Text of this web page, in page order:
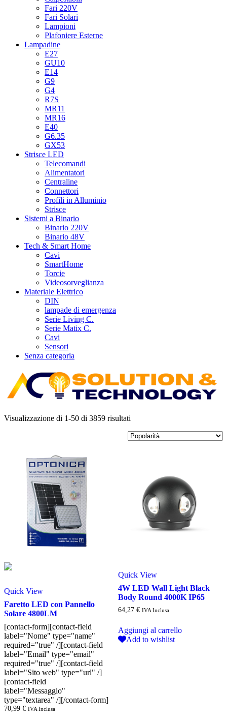
Fari 220V
Fari Solari
Lampioni
Plafoniere Esterne
Lampadine
E27
GU10
E14
G9
G4
R7S
MR11
MR16
E40
G6.35
GX53
Strisce LED
Telecomandi
Alimentatori
Centraline
Connettori
Profili in Alluminio
Strisce
Sistemi a Binario
Binario 220V
Binario 48V
Tech & Smart Home
Cavi
SmartHome
Torcie
Videosorveglianza
Materiale Elettrico
DIN
lampade di emergenza
Serie Living C.
Serie Matix C.
Cavi
Sensori
Senza categoria
Più luce. Più stile. Più Te.
Visualizzazione di 1-50 di 3859 risultati
Quick View
Faretto LED con Pannello
Solare 4800LM
[contact-form][contact-field
label="Nome" type="name"
required="true" /][contact-field
label="Email" type="email"
required="true" /][contact-field
label="Sito web" type="url" /]
[contact-field
label="Messaggio"
type="textarea" /][/contact-form]
70,99 € IVA Inclusa
Quick View
4W LED Wall Light Black
Body Round 4000K IP65
64,27 € IVA Inclusa
Aggiungi al carrello
Add to wishlist